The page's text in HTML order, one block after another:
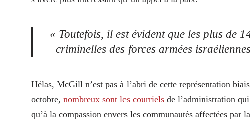
« Toutefois, il est évident que les plus de
criminelles des forces armées
Hélas, McGill n’est pas à l’abri de cette représentation
octobre, nombreux sont les courriels de l’administration
qu’à la compassion envers les communautés affectées